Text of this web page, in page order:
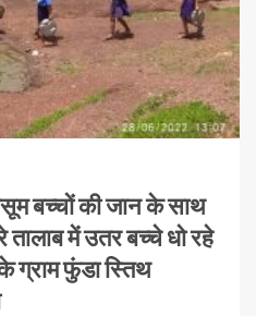
बच्चों की जान के साथ
तालाब में उतर बच्चे धो रहे
ग्राम फुंडा स्तिथ